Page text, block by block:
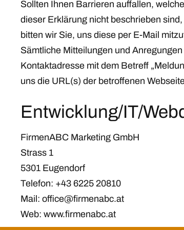
Sollten Ihnen Barrieren auffallen,
dieser Erklärung nicht beschrieben
bitten wir Sie, uns diese per E-Mail
Sämtliche Mitteilungen und
Kontaktadresse mit dem Betreff
uns die URL(s) der betroffenen
Entwicklung/IT/
FirmenABC Marketing GmbH
Strass 1
5301 Eugendorf
Telefon: +43 6225 20810
Mail: office@firmenabc.at
Web: www.firmenabc.at